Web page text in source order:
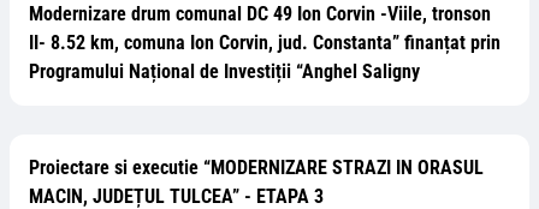
Modernizare drum comunal DC 49 Ion Corvin -Viile, tronson
II- 8.52 km, comuna Ion Corvin, jud. Constanta” finanțat prin
Programului Național de Investiții “Anghel Saligny
Proiectare si executie “MODERNIZARE STRAZI IN ORASUL
MACIN, JUDEȚUL TULCEA” - ETAPA 3